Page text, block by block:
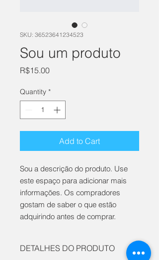
SKU: 36523641234523
Sou um produto
R$15.00Price
Quantity *
Add to Cart
Sou a descrição do produto. Use
este espaço para adicionar mais
informações. Os compradores
gostam de saber o que estão
adquirindo antes de comprar.
DETALHES DO PRODUTO